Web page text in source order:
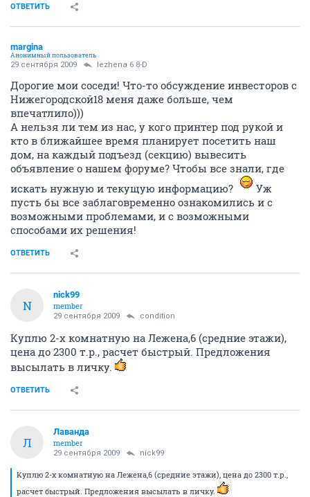
ОТВЕТИТЬ
margina
Анонимный пользователь
29 сентября 2009 lezhena 6 8-D
Дорогие мои соседи! Что-то обсуждение инвесторов с
Нижегородской18 меня даже больше, чем
впечатлило)))
А нельзя ли тем из нас, у кого принтер под рукой и
кто в ближайшее время планирует посетить наш
дом, на каждый подъезд (секцию) вывесить
объявление о нашем форуме? Чтобы все знали, где
искать нужную и текущую информацию?
Уж
пусть бы все заблаговременно ознакомились и с
возможными проблемами, и с возможными
способами их решения!
ОТВЕТИТЬ
N
nick99
member
29 сентября 2009 condition
Куплю 2-х комнатную на Лежена,6 (средние этажи),
цена до 2300 т.р., расчет быстрый. Предложения
высылать в личку.
ОТВЕТИТЬ
Л
Лаванда
member
29 сентября 2009 nick99
Куплю 2-х комнатную на Лежена,6 (средние этажи), цена до 2300 т.р.,
расчет быстрый. Предложения высылать в личку.